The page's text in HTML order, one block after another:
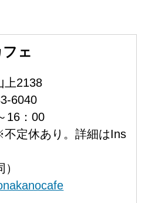
ェ
上2138
6040
16：00
定休あり。詳細はIns